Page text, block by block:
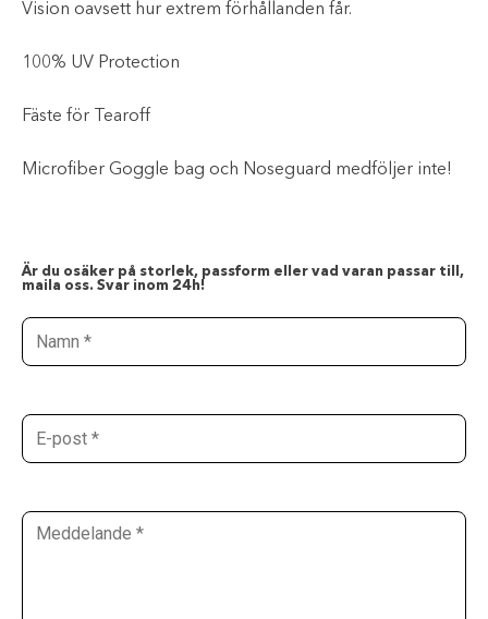
Vision oavsett hur extrem förhållanden får.
100% UV Protection
Fäste för Tearoff
Microfiber Goggle bag och Noseguard medföljer inte!
Är du osäker på storlek, passform eller vad varan passar till,
maila oss. Svar inom 24h!